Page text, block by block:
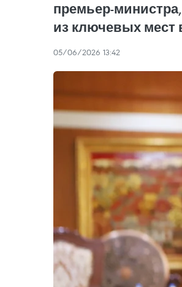
премьер-
из ключевых мест
05/06/2026 13:42